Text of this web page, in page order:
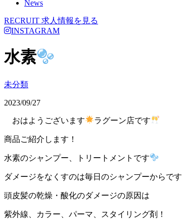
News
RECRUIT 求人情報を見る
INSTAGRAM
水素
未分類
2023/09/27
おはようございます ラグーン店です
商品ご紹介します！
水素のシャンプー、トリートメントです
ダメージをなくすのは毎日のシャンプーからです
頭皮髪の乾燥・酸化のダメージの原因は
紫外線、カラー、パーマ、スタイリング剤！